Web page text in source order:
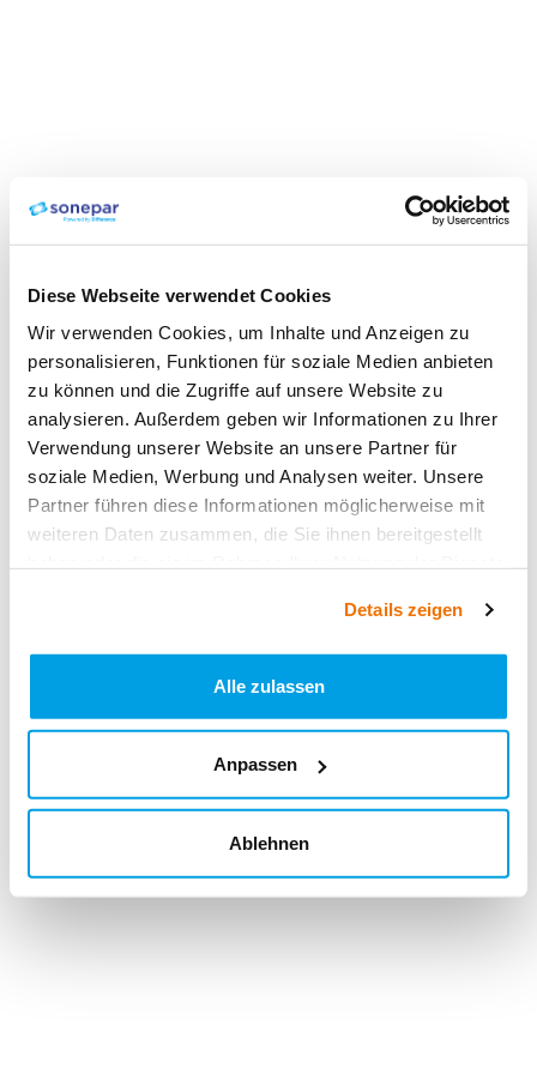
Diese Webseite verwendet Cookies
Wir verwenden Cookies, um Inhalte und Anzeigen zu
personalisieren, Funktionen für soziale Medien anbieten
zu können und die Zugriffe auf unsere Website zu
analysieren. Außerdem geben wir Informationen zu Ihrer
Verwendung unserer Website an unsere Partner für
soziale Medien, Werbung und Analysen weiter. Unsere
Partner führen diese Informationen möglicherweise mit
weiteren Daten zusammen, die Sie ihnen bereitgestellt
Details zeigen
Alle zulassen
Anpassen
Ablehnen